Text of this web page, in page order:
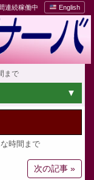
連続稼働中 English
まで
時間まで
次の記事 »